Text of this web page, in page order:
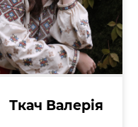
Ткач Валерія